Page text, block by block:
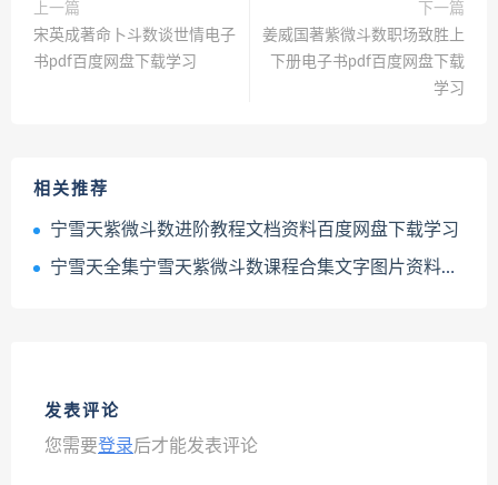
上一篇
宋英成著命卜斗数谈世情电子
书pdf百度网盘下载学习
下一篇
姜威国著紫微斗数职场致胜上
下册电子书pdf百度网盘下载
学习
相关推荐
宁雪天紫微斗数进阶教程文档资料百度网盘下载学习
宁雪天全集宁雪天紫微斗数课程合集文字图片资料百度网盘下载学习
发表评论
您需要登录后才能发表评论